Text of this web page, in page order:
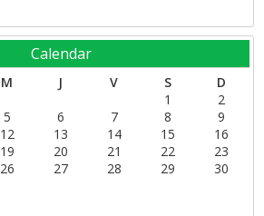
Calendar
M J V S
D
1
2
5 6 7 8
9
12 13 14 15
16
19 20 21 22
23
26 27 28 29
30